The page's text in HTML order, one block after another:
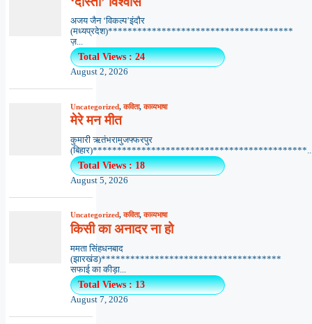
अजय जैन ‘विकल्प’इंदौर
(मध्यप्रदेश)**************************************
ज़...
Total Views : 24
August 2, 2026
Uncategorized,कविता,काव्यभाषा
मेरे मन मीत
कुमारी ऋतंभरामुजफ्फरपुर
Total Views : 18
August 5, 2026
Uncategorized,कविता,काव्यभाषा
किसी का अनादर ना हो
ममता सिंहधनबाद
(झारखंड)*************************************
सफाई का कीड़ा...
Total Views : 13
August 7, 2026